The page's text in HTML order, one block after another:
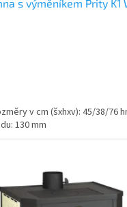
s výměníkem Prity K1
v cm (šxhxv): 45/38/76
130 mm